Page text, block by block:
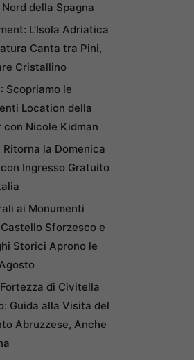
della Spagna
L’Isola Adriatica
Canta tra Pini,
Cristallino
Scopriamo le
Location della
con Nicole Kidman
Ritorna la Domenica
Ingresso Gratuito
ai Monumenti
Sforzesco e
Storici Aprono le
di Civitella
Guida alla Visita del
Abruzzese, Anche